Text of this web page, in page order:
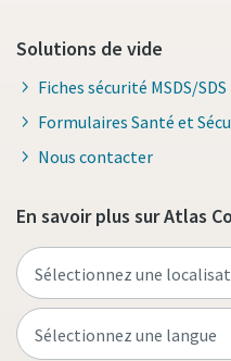
Solutions de vide
Fiches sécurité MSDS/SDS
Formulaires Santé et
Nous contacter
En savoir plus sur Atlas